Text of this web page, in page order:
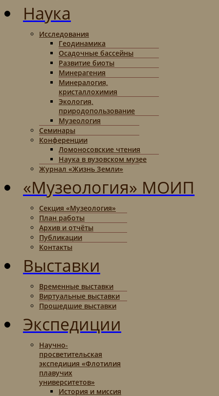
Наука
Исследования
Геодинамика
Осадочные бассейны
Развитие биоты
Минерагения
Минералогия,
кристаллохимия
Экология,
природопользование
Музеология
Семинары
Конференции
Ломоносовские чтения
Наука в вузовском музее
Журнал «Жизнь Земли»
«Музеология» МОИП
Секция «Музеология»
План работы
Архив и отчёты
Публикации
Контакты
Выставки
Временные выставки
Виртуальные выставки
Прошедшие выставки
Экспедиции
Научно-
просветительская
экспедиция «Флотилия
плавучих
университетов»
История и миссия